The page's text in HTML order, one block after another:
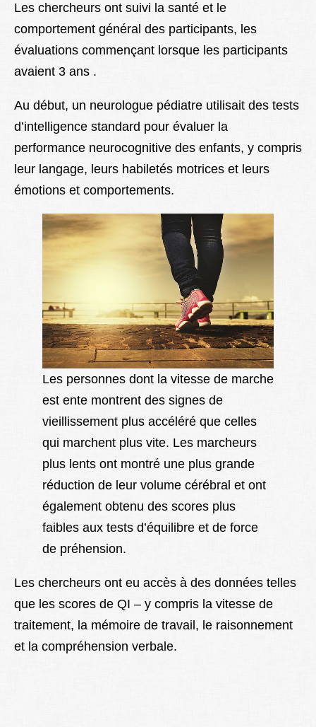
Les chercheurs ont suivi la santé et le
comportement général des participants, les
évaluations commençant lorsque les participants
avaient 3 ans .
Au début, un neurologue pédiatre utilisait des tests
d’intelligence standard pour évaluer la
performance neurocognitive des enfants, y compris
leur langage, leurs habiletés motrices et leurs
émotions et comportements.
Les personnes dont la vitesse de marche
est ente montrent des signes de
vieillissement plus accéléré que celles
qui marchent plus vite. Les marcheurs
plus lents ont montré une plus grande
réduction de leur volume cérébral et ont
également obtenu des scores plus
faibles aux tests d’équilibre et de force
de préhension.
Les chercheurs ont eu accès à des données telles
que les scores de QI – y compris la vitesse de
traitement, la mémoire de travail, le raisonnement
et la compréhension verbale.